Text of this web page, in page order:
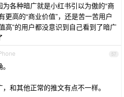
各种暗广就是小红书引以为傲的“商
更高的“商业价值”，还是苦一苦用户
高”的用户都没意识到自己看到了暗广
57
和其他正常的推文有点不一样。